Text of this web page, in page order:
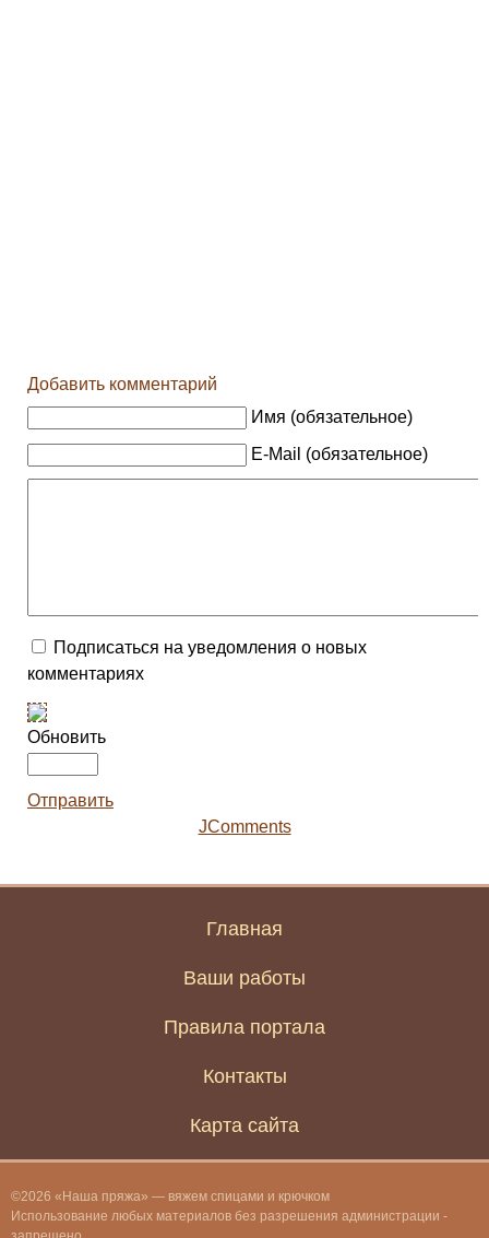
Добавить комментарий
Имя (обязательное)
E-Mail (обязательное)
Подписаться на уведомления о новых
комментариях
Обновить
Отправить
JComments
Главная
Ваши работы
Правила портала
Контакты
Карта сайта
©2026 «Наша пряжа» — вяжем спицами и крючком
Использование любых материалов без разрешения администрации -